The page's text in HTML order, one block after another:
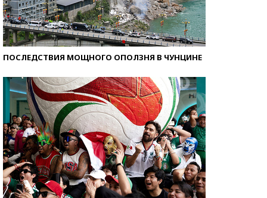
ПОСЛЕДСТВИЯ МОЩНОГО ОПОЛЗНЯ В ЧУНЦИНЕ